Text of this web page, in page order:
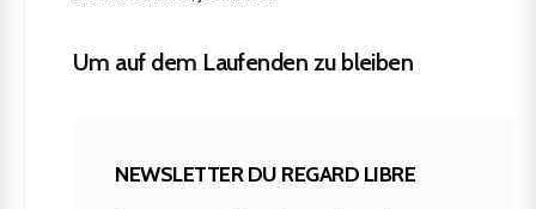
Um auf dem Laufenden zu bleiben
NEWSLETTER DU REGARD LIBRE